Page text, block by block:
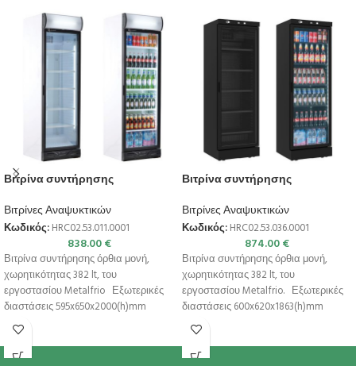
Βιτρίνα συντήρησης
Βιτρίνες Αναψυκτικών
Κωδικός: HRC02.53.011.0001
838.00€
Βιτρίνα συντήρησης όρθια μονή,
χωρητικότητας 382 lt, του
εργοστασίου Metalfrio Εξωτερικές
διαστάσεις 595x650x2000(h)mm
Εσωτερικές διαστάσεις
490x447x1557(h)mm Χωρητικότητα
382 lt
Βιτρίνα συντήρησης
Βιτρίνες Αναψυκτικών
Κωδικός: HRC02.53.036.0001
874.00€
Βιτρίνα συντήρησης όρθια μονή,
χωρητικότητας 382 lt, του
εργοστασίου Metalfrio. Εξωτερικές
διαστάσεις 600x620x1863(h)mm
Εσωτερικές διαστάσεις
522x449x1557(h)mm Χωρητικότητα
382 lt